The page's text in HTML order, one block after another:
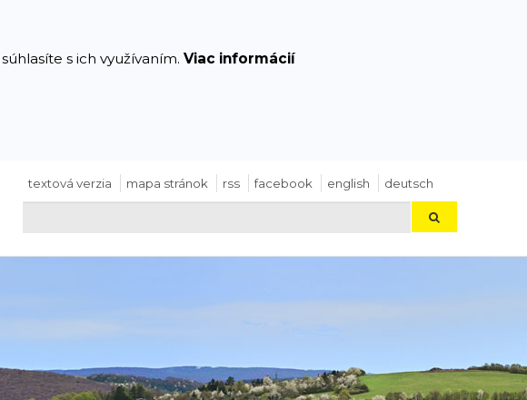
s ich využívaním. Viac informácií
textová verzia mapa stránok rss facebook english deutsch